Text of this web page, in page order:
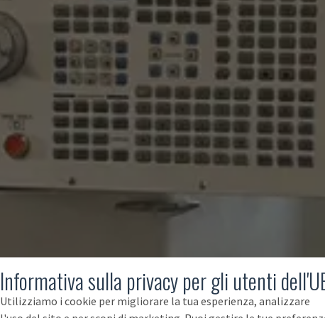
Informativa sulla privacy per gli utenti
Utilizziamo i cookie per migliorare la tua esperienza, analizzare